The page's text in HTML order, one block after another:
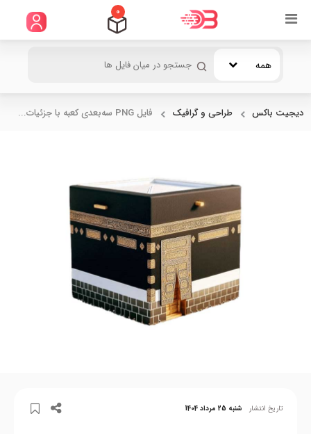
0
همه
دیجیت باکس طراحی و گرافیک فایل PNG سه‌بعدی کعبه با جزئیات...
تاریخ انتشار شنبه 25 مرداد 1404